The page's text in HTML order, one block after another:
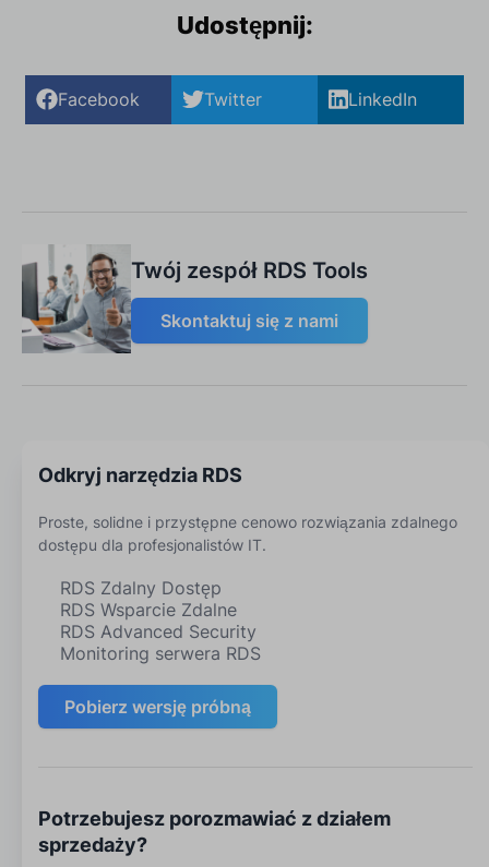
Udostępnij:
Facebook Twitter LinkedIn
Twój zespół RDS Tools
Skontaktuj się z nami
Odkryj narzędzia RDS
Proste, solidne i przystępne cenowo rozwiązania zdalnego
dostępu dla profesjonalistów IT.
RDS Zdalny Dostęp
RDS Wsparcie Zdalne
RDS Advanced Security
Monitoring serwera RDS
Pobierz wersję próbną
Potrzebujesz porozmawiać z działem
sprzedaży?